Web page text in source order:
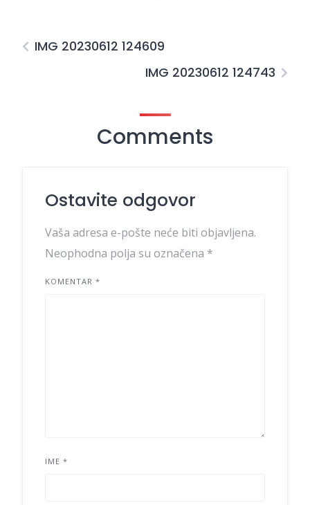
IMG 20230612 124609
IMG 20230612 124743
Comments
Ostavite odgovor
Vaša adresa e-pošte neće biti objavljena.
Neophodna polja su označena *
KOMENTAR *
IME *